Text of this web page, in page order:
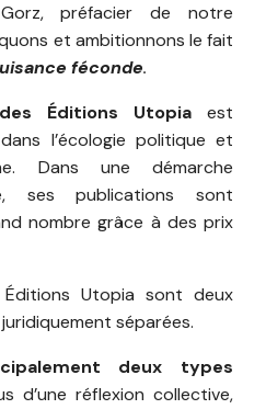
Gorz, préfacier de notre
et ambitionnons le fait
féconde.
Éditions Utopia est
l’écologie politique et
Dans une démarche
ses publications sont
nombre grâce à des prix
Utopia sont deux
séparées.
deux types
d’une réflexion collective,